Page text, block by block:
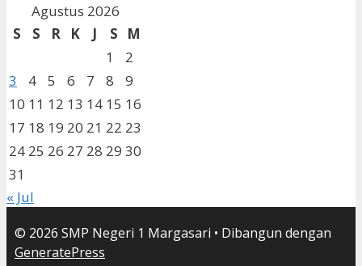
Agustus 2026
S
S R K J S
M
1
2
3
4 5 6 7 8
9
10 11 12 13 14 15 16
17 18 19 20 21 22 23
24 25 26 27 28 29 30
31
« Jul
© 2026 SMP Negeri 1 Margasari • Dibangun dengan
GeneratePress